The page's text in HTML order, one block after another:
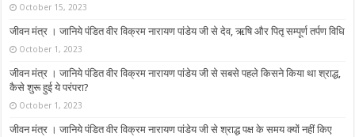
October 15, 2023
जीवन मंत्र । जानिये पंडित वीर विक्रम नारायण पांडेय जी से देव, ऋषि और पितृ सम्पूर्ण तर्पण विधि
October 1, 2023
जीवन मंत्र । जानिये पंडित वीर विक्रम नारायण पांडेय जी से सबसे पहले किसने किया था श्राद्ध,
कैसे शुरू हुई ये परंपरा?
October 1, 2023
जीवन मंत्र । जानिये पंडित वीर विक्रम नारायण पांडेय जी से श्राद्ध पक्ष के समय क्यों नहीं किए